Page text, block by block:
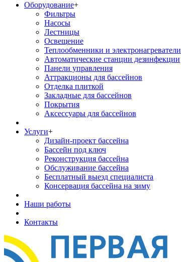
Оборудование+
Фильтры
Насосы
Лестницы
Освещение
Теплообменники и электронагреватели
Автоматические станции дезинфекции
Панели управления
Аттракционы для бассейнов
Отделка плиткой
Закладные для бассейнов
Покрытия
Аксессуары для бассейнов
Услуги+
Дизайн-проект бассейна
Бассейн под ключ
Реконструкция бассейна
Обслуживание бассейна
Бесплатный выезд специалиста
Консервация бассейна на зиму
Наши работы
Контакты